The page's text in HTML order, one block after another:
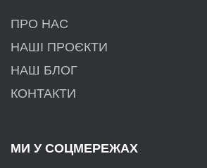
ПРО НАС
НАШІ ПРОЄКТИ
НАШ БЛОГ
КОНТАКТИ
МИ У СОЦМЕРЕЖАХ